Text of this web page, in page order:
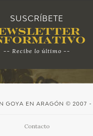
SUSCRÍBETE
-- Recibe lo último --
GOYA EN ARAGÓN © 2007 -
Contacto